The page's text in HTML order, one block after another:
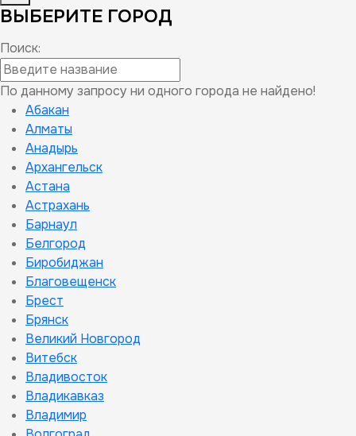
ВЫБЕРИТЕ ГОРОД
Поиск:
По данному запросу ни одного города не найдено!
Абакан
Алматы
Анадырь
Архангельск
Астана
Астрахань
Барнаул
Белгород
Биробиджан
Благовещенск
Брест
Брянск
Великий Новгород
Витебск
Владивосток
Владикавказ
Владимир